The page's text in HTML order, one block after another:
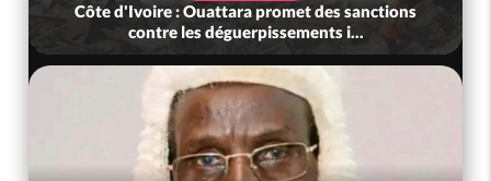
Côte d'Ivoire : Ouattara promet des sanctions
contre les déguerpissements i...